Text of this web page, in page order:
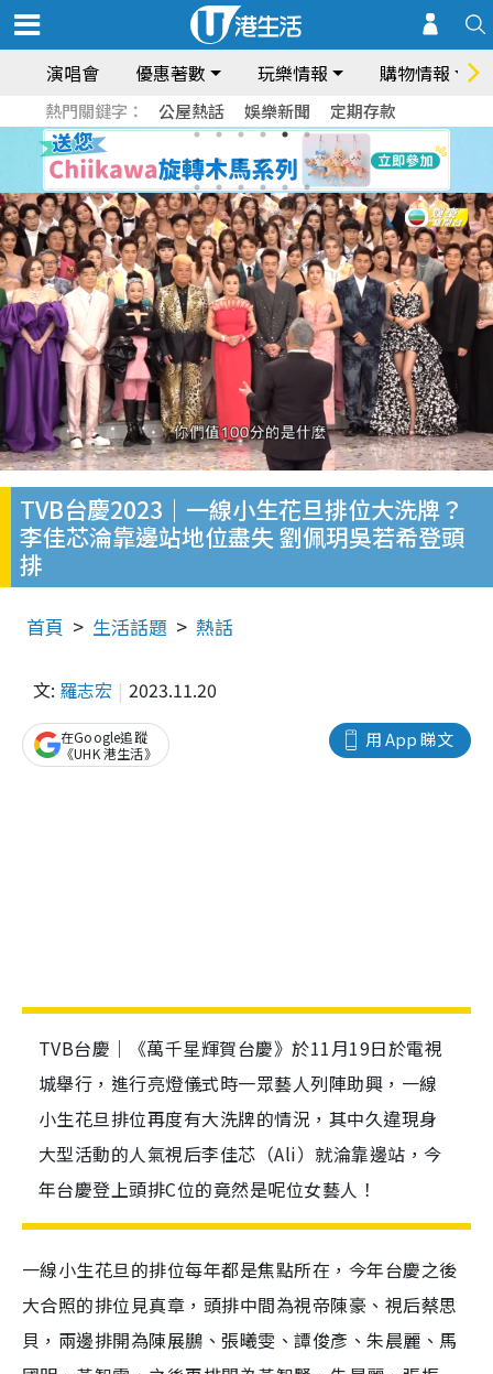
演唱會 優惠著數 玩樂情報 購物情報
熱門關鍵字： 公屋熱話 娛樂新聞 定期存款
TVB台慶2023｜一線小生花旦排位大洗牌？
李佳芯淪靠邊站地位盡失 劉佩玥吳若希登頭
排
首頁 生活話題 熱話
文: 羅志宏 2023.11.20
用 App 睇文
在Google追蹤
《UHK 港生活》
TVB台慶｜《萬千星輝賀台慶》於11月19日於電視
城舉行，進行亮燈儀式時一眾藝人列陣助興，一線
小生花旦排位再度有大洗牌的情況，其中久違現身
大型活動的人氣視后李佳芯（Ali）就淪靠邊站，今
年台慶登上頭排C位的竟然是呢位女藝人！
一線小生花旦的排位每年都是焦點所在，今年台慶之後
大合照的排位見真章，頭排中間為視帝陳豪、視后蔡思
貝，兩邊排開為陳展鵬、張曦雯、譚俊彥、朱晨麗、馬